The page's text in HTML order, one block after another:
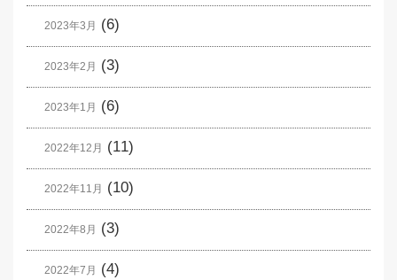
2023年3月 (6)
2023年2月 (3)
2023年1月 (6)
2022年12月 (11)
2022年11月 (10)
2022年8月 (3)
2022年7月 (4)